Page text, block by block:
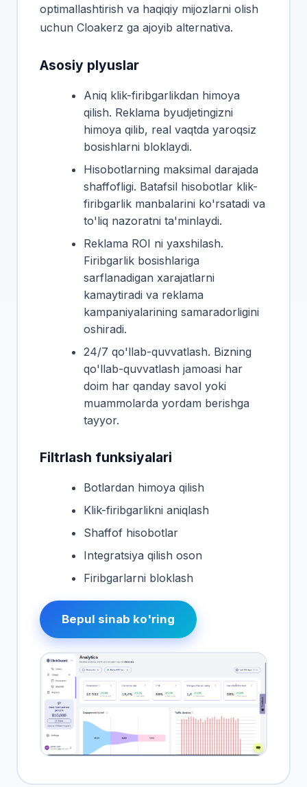
optimallashtirish va haqiqiy mijozlarni olish
uchun Cloakerz ga ajoyib alternativa.
Asosiy plyuslar
Aniq klik-firibgarlikdan himoya
qilish. Reklama byudjetingizni
himoya qilib, real vaqtda yaroqsiz
bosishlarni bloklaydi.
Hisobotlarning maksimal darajada
shaffofligi. Batafsil hisobotlar klik-
firibgarlik manbalarini ko'rsatadi va
to'liq nazoratni ta'minlaydi.
Reklama ROI ni yaxshilash.
Firibgarlik bosishlariga
sarflanadigan xarajatlarni
kamaytiradi va reklama
kampaniyalarining samaradorligini
oshiradi.
24/7 qo'llab-quvvatlash. Bizning
qo'llab-quvvatlash jamoasi har
doim har qanday savol yoki
muammolarda yordam berishga
tayyor.
Filtrlash funksiyalari
Botlardan himoya qilish
Klik-firibgarlikni aniqlash
Shaffof hisobotlar
Integratsiya qilish oson
Firibgarlarni bloklash
Bepul sinab ko'ring